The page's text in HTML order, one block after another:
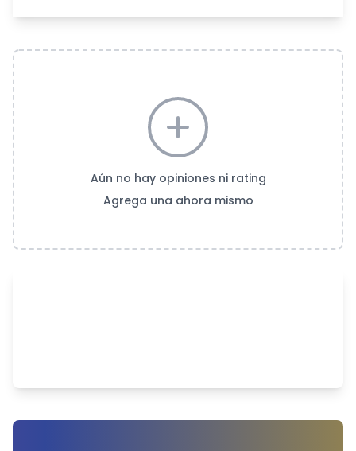
Aún no hay opiniones ni rating
Agrega una ahora mismo